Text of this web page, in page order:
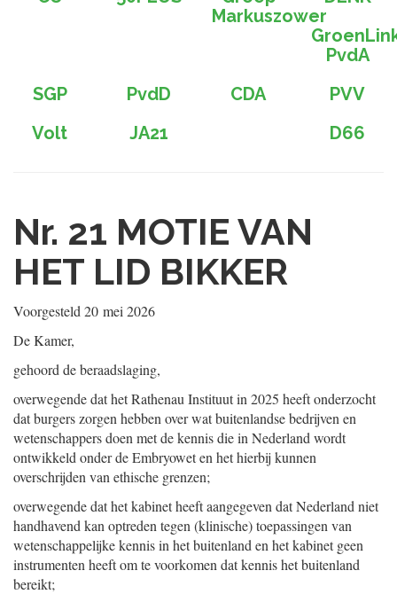
Markuszower
PvdA
SGP
PvdD CDA
PVV
Volt
JA21 D66
Nr. 21 MOTIE VAN
HET LID BIKKER
Voorgesteld 20 mei 2026
De Kamer,
gehoord de beraadslaging,
overwegende dat het Rathenau Instituut in 2025 heeft onderzocht
dat burgers zorgen hebben over wat buitenlandse bedrijven en
wetenschappers doen met de kennis die in Nederland wordt
ontwikkeld onder de Embryowet en het hierbij kunnen
overschrijden van ethische grenzen;
overwegende dat het kabinet heeft aangegeven dat Nederland niet
handhavend kan optreden tegen (klinische) toepassingen van
wetenschappelijke kennis in het buitenland en het kabinet geen
instrumenten heeft om te voorkomen dat kennis het buitenland
bereikt;